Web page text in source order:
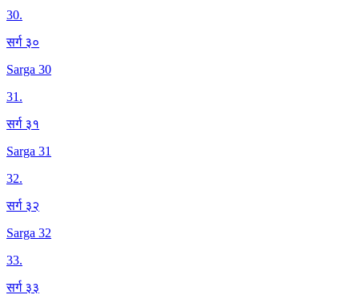
30.
सर्ग ३०
Sarga 30
31.
सर्ग ३१
Sarga 31
32.
सर्ग ३२
Sarga 32
33.
सर्ग ३३